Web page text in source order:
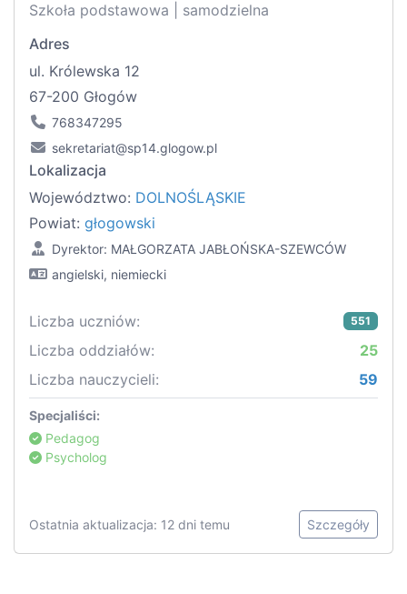
Szkoła podstawowa | samodzielna
Adres
ul. Królewska 12
67-200 Głogów
768347295
sekretariat@sp14.glogow.pl
Lokalizacja
Województwo: DOLNOŚLĄSKIE
Powiat: głogowski
Dyrektor: MAŁGORZATA JABŁOŃSKA-SZEWCÓW
angielski, niemiecki
Liczba uczniów: 551
Liczba oddziałów:
25
Liczba nauczycieli:
59
Specjaliści:
Pedagog
Psycholog
Ostatnia aktualizacja: 12 dni temu Szczegóły